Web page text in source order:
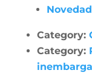
Category:
Category: